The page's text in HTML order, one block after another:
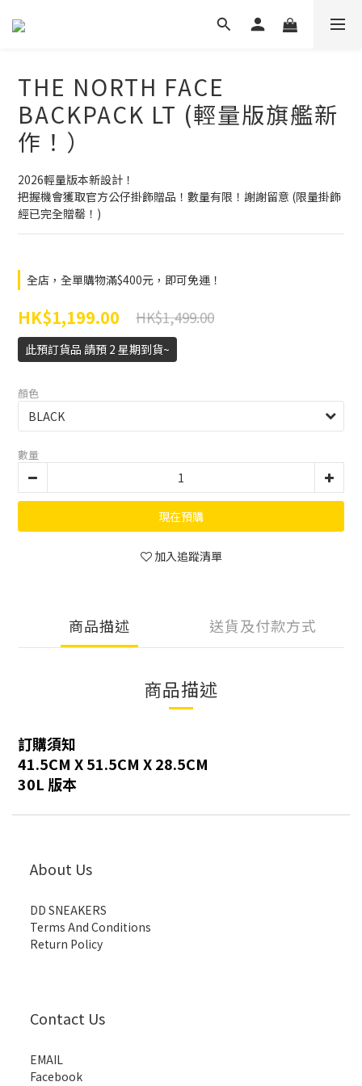
THE NORTH FACE
BACKPACK LT (輕量版旗艦新
作！）
2026輕量版本新設計！
把握機會獲取官方公仔掛飾贈品！數量有限！謝謝留意 (限量掛飾
經已完全贈罄！)
全店，全單購物滿$400元，即可免運！
HK$1,199.00 HK$1,499.00
此預訂貨品 請預 2 星期到貨~
顏色
數量
現在預購
加入追蹤清單
商品描述 送貨及付款方式
商品描述
訂購須知
41.5CM X 51.5CM X 28.5CM
30L 版本
About Us
DD SNEAKERS
Terms And Conditions
Return Policy
Contact Us
EMAIL
Facebook